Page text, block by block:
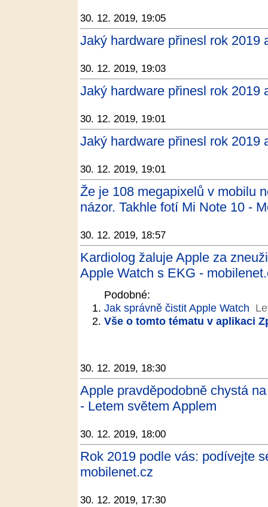
30. 12. 2019, 19:05
Jaký hardware přinesl rok 2019
30. 12. 2019, 19:03
Jaký hardware přinesl rok 2019
30. 12. 2019, 19:01
Jaký hardware přinesl rok 2019
30. 12. 2019, 19:01
Že je 108 megapixelů v mobilu
názor. Takhle fotí Mi Note 10 -
30. 12. 2019, 18:57
Kardiolog žaluje Apple za
Apple Watch s EKG -
Podobné:
Jak správně čistit Apple Watch
Vše o tomto tématu v aplikaci
30. 12. 2019, 18:30
Apple pravděpodobně chystá
- Letem světem Applem
30. 12. 2019, 18:00
Rok 2019 podle vás: podívejte
mobilenet.cz
30. 12. 2019, 17:30